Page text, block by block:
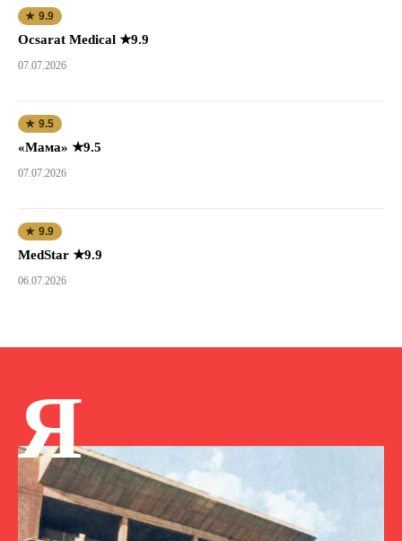
★ 9.9
Ocsarat Medical ★9.9
07.07.2026
★ 9.5
«Мама» ★9.5
07.07.2026
★ 9.9
MedStar ★9.9
06.07.2026
Я